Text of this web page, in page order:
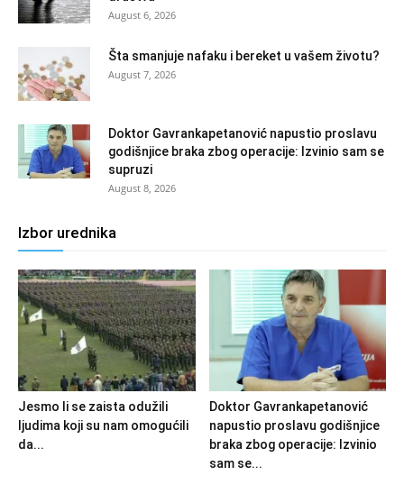
August 6, 2026
Šta smanjuje nafaku i bereket u vašem životu?
August 7, 2026
Doktor Gavrankapetanović napustio proslavu
godišnjice braka zbog operacije: Izvinio sam se
supruzi
August 8, 2026
Izbor urednika
Jesmo li se zaista odužili
ljudima koji su nam omogućili
da...
Doktor Gavrankapetanović
napustio proslavu godišnjice
braka zbog operacije: Izvinio
sam se...